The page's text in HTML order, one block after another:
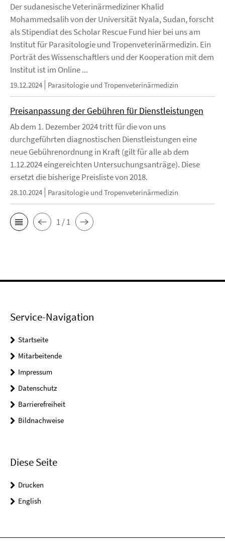
Der sudanesische Veterinärmediziner Khalid
Mohammedsalih von der Universität Nyala, Sudan, forscht
als Stipendiat des Scholar Rescue Fund hier bei uns am
Institut für Parasitologie und Tropenveterinärmedizin. Ein
Porträt des Wissenschaftlers und der Kooperation mit dem
Institut ist im Online ...
19.12.2024 Parasitologie und Tropenveterinärmedizin
Preisanpassung der Gebühren für Dienstleistungen
Ab dem 1. Dezember 2024 tritt für die von uns
durchgeführten diagnostischen Dienstleistungen eine
neue Gebührenordnung in Kraft (gilt für alle ab dem
1.12.2024 eingereichten Untersuchungsanträge). Diese
ersetzt die bisherige Preisliste von 2018.
28.10.2024 Parasitologie und Tropenveterinärmedizin
1 / 1
Service-Navigation
Startseite
Mitarbeitende
Impressum
Datenschutz
Barrierefreiheit
Bildnachweise
Diese Seite
Drucken
English